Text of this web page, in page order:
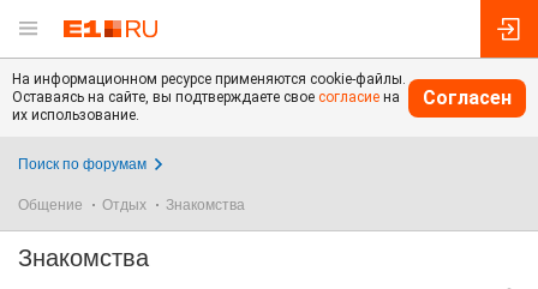
На информационном ресурсе применяются cookie-файлы.
Оставаясь на сайте, вы подтверждаете свое согласие на
их использование.
Согласен
Поиск по форумам
Общение Отдых Знакомства
Знакомства